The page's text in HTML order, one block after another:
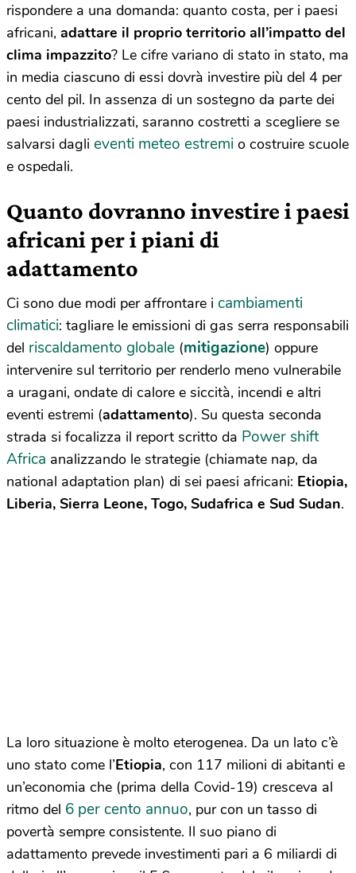
rispondere a una domanda: quanto costa, per i paesi
africani, adattare il proprio territorio all’impatto del
clima impazzito? Le cifre variano di stato in stato, ma
in media ciascuno di essi dovrà investire più del 4 per
cento del pil. In assenza di un sostegno da parte dei
paesi industrializzati, saranno costretti a scegliere se
salvarsi dagli eventi meteo estremi o costruire scuole
e ospedali.
Quanto dovranno investire i paesi
africani per i piani di
adattamento
Ci sono due modi per affrontare i cambiamenti
climatici: tagliare le emissioni di gas serra responsabili
del riscaldamento globale (mitigazione) oppure
intervenire sul territorio per renderlo meno vulnerabile
a uragani, ondate di calore e siccità, incendi e altri
eventi estremi (adattamento). Su questa seconda
strada si focalizza il report scritto da Power shift
Africa analizzando le strategie (chiamate nap, da
national adaptation plan) di sei paesi africani: Etiopia,
Liberia, Sierra Leone, Togo, Sudafrica e Sud Sudan.
La loro situazione è molto eterogenea. Da un lato c’è
uno stato come l’Etiopia, con 117 milioni di abitanti e
un’economia che (prima della Covid-19) cresceva al
ritmo del 6 per cento annuo, pur con un tasso di
povertà sempre consistente. Il suo piano di
adattamento prevede investimenti pari a 6 miliardi di